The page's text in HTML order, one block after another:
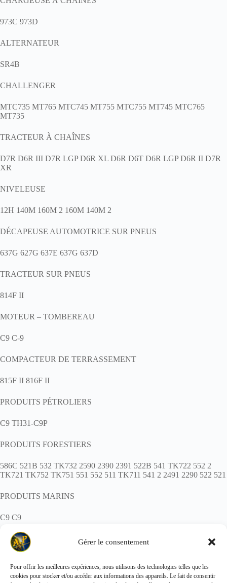
Gérer le consentement
Pour offrir les meilleures expériences, nous utilisons des technologies telles que les
cookies pour stocker et/ou accéder aux informations des appareils. Le fait de consentir
973C 973D
ALTERNATEUR
SR4B
CHALLENGER
MTC735 MT765 MTC745 MT755 MTC755 MT745 MTC765
MT735
TRACTEUR À CHAÎNES
D7R D6R III D7R LGP D6R XL D6R D6T D6R LGP D6R II D7R
XR
NIVELEUSE
12H 140M 160M 2 160M 140M 2
DÉCAPEUSE AUTOMOTRICE SUR PNEUS
637G 627G 637E 637G 637D
TRACTEUR SUR PNEUS
814F II
MOTEUR – TOMBEREAU
C9 C-9
COMPACTEUR DE TERRASSEMENT
815F II 816F II
PRODUITS PÉTROLIERS
C9 TH31-C9P
PRODUITS FORESTIERS
586C 521B 532 TK732 2590 2390 2391 522B 541 TK722 552 2
TK721 TK752 TK751 551 552 511 TK711 541 2 2491 2290 522 521
PRODUITS MARINS
C9 C9
POIDS : 2,7 kg